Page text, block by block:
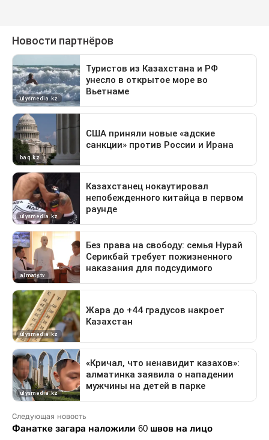
Следующая новость
Фанатке загара наложили 60 швов на лицо